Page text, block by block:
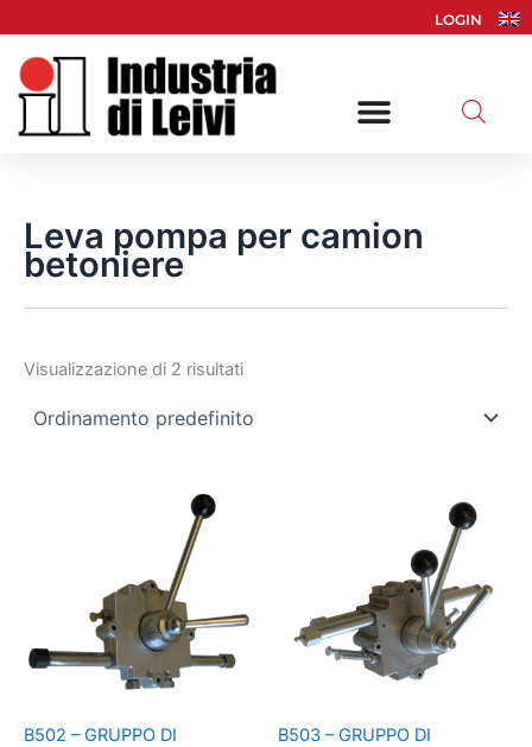
al
contenuto
LOGIN
Leva pompa per camion
betoniere
Visualizzazione di 2 risultati
B502 – GRUPPO DI
B503 – GRUPPO DI